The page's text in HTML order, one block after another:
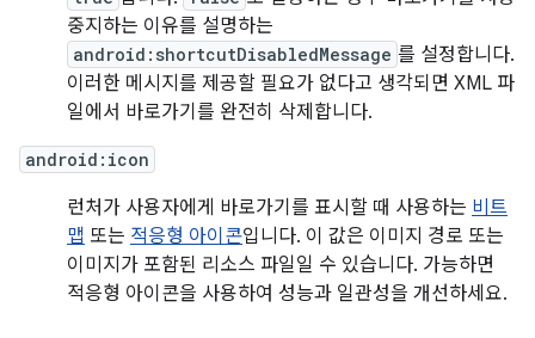
중지하는 이유를 설명하는
android:shortcutDisabledMessage 를 설정합니다.
이러한 메시지를 제공할 필요가 없다고 생각되면 XML 파
일에서 바로가기를 완전히 삭제합니다.
android:icon
런처가 사용자에게 바로가기를 표시할 때 사용하는 비트
맵 또는 적응형 아이콘입니다. 이 값은 이미지 경로 또는
이미지가 포함된 리소스 파일일 수 있습니다. 가능하면
적응형 아이콘을 사용하여 성능과 일관성을 개선하세요.